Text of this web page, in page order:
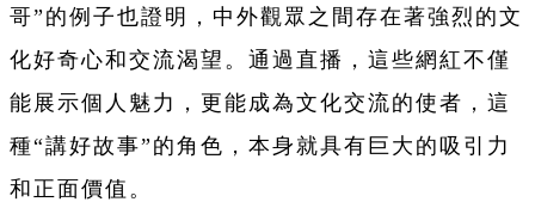
哥”的例子也證明，中外觀眾之間存在著強烈的文
化好奇心和交流渴望。通過直播，這些網紅不僅
能展示個人魅力，更能成為文化交流的使者，這
種“講好故事”的角色，本身就具有巨大的吸引力
和正面價值。